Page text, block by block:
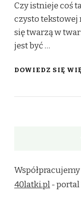
Czy istnieje coś
czysto
się twarzą w
jest być …
DOWIEDZ SIĘ
40latki.pl- portal